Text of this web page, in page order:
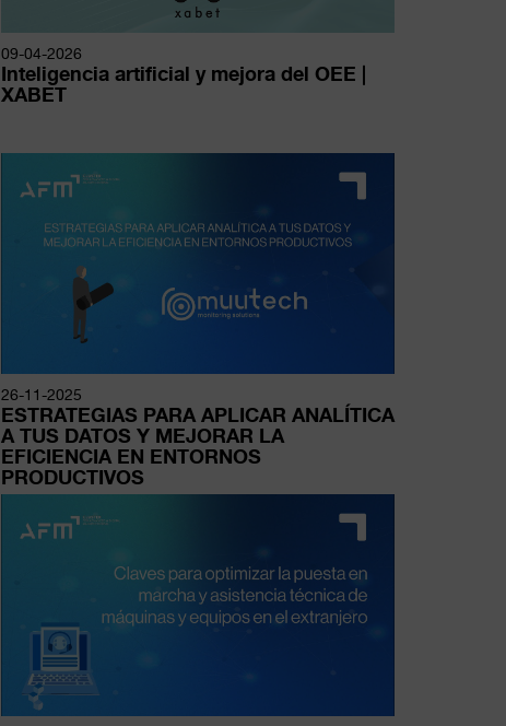
09-04-2026
Inteligencia artificial y mejora del OEE |
XABET
26-11-2025
ESTRATEGIAS PARA APLICAR ANALÍTICA
A TUS DATOS Y MEJORAR LA
EFICIENCIA EN ENTORNOS
PRODUCTIVOS